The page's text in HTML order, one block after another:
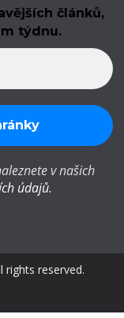
článků,
týdnu.
v našich
údajů.
rights reserved.